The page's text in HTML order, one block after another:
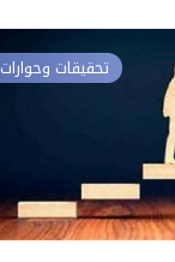
تحقيقات وحوارات